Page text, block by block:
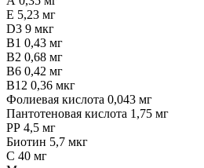
Е 5,23 мг
D3 9 мкг
В1 0,43 мг
В2 0,68 мг
В6 0,42 мг
В12 0,36 мкг
Фолиевая кислота 0,043 мг
Пантотеновая кислота 1,75 мг
РР 4,5 мг
Биотин 5,7 мкг
С 40 мг